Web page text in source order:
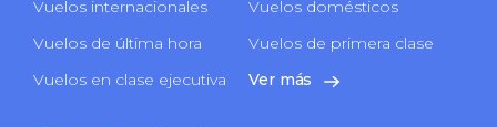
Vuelos internacionales
Vuelos domésticos
Vuelos de última hora
Vuelos de primera clase
Vuelos en clase ejecutiva
Ver más